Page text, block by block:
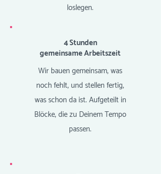
loslegen.
4 Stunden
gemeinsame Arbeitszeit
Wir bauen gemeinsam, was
noch fehlt, und stellen fertig,
was schon da ist. Aufgeteilt in
Blöcke, die zu Deinem Tempo
passen.